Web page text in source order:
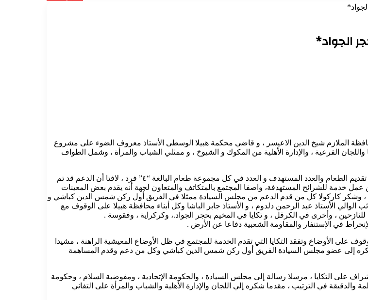
الجواد*
الملازم شيخ الدين الاعيسر ، و قاضي محكمة هبيلا الوسطى الأستاذ معروف الضوء على مشروع
واللجان الفرعية ، والإدارة الأهلية من المكوك و الشيوخ ، و ممثلي الشباب والمرأة ، وشمل الطواف
المدير التنفيذي أشاد بالتكايا من حيث التوزيع ونوع الطعام وجودة الترتيب والتنظيم وطريقة تقديم الطعام والعدد المستهدف و العدد في كل مجموعة طعام البالغة “٤” فرد ، لافتا أن الدعم قد تم
عمل خدمة للشرائح المستهدفة، واصفا المجتمع بالمتكاتف والمتعاون لجهة أنه يقدم بعض المعينات
، وشكر كاركولا كل من قدم الدعم من مجلس السيادة ممثلا في الفريق أول ركن شمس الدين كباشي و
الوالي الأستاذ عبد الرحمن دلدوم ، و الأستاذ جابر الباشا وكل أبناء محافظة هبيلا على الوقوف مع
للنازحين ، وأخرى في الكرقل ، و تكايا في المخيم بحجر الجواد.، وكركراية ، وفقوسة .
في الإستنفار والمقاومة الشعبية دفاعا عن الأرض .
على الأوضاع وتفقد التكايا التي تقدم الخدمة للمجتمع في ظل الأوضاع المعيشية الراهنة ، مشيدا
شكره إلى عضو مجلس السيادة الفريق أول ركن شمس الدين كباشي وكل من دعم وقدم المساهمة
على التكايا ، مرسلا رسالة إلى مجلس السيادة ، والحكومة الإتحادية ، ومفوضية السلام ، وحكومة
في الترتيب ، مقدما شكره إلي اللجان والإدارة الأهلية والشباب والمرأة على التفاني